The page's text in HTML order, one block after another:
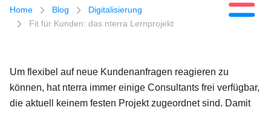
Breadcrumb-Navigation
Home Blog
Digitalisierung
Fit für Kunden: das nterra Lernprojekt
Um flexibel auf neue Kundenanfragen reagieren zu
können, hat nterra immer einige Consultants frei verfügbar,
die aktuell keinem festen Projekt zugeordnet sind. Damit